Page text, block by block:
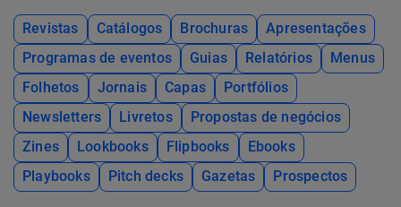
Revistas Catálogos Brochuras
Apresentações
Programas de eventos
Guias Relatórios
Menus
Folhetos
Jornais Capas
Portfólios
Newsletters
Livretos
Propostas de negócios
Zines
Lookbooks Flipbooks
Ebooks
Playbooks
Pitch decks Gazetas Prospectos